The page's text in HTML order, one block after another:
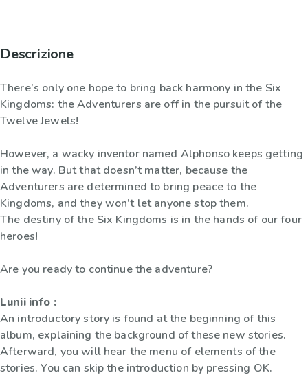
Descrizione
There’s only one hope to bring back harmony in the Six
Kingdoms: the Adventurers are off in the pursuit of the
Twelve Jewels!
However, a wacky inventor named Alphonso keeps getting
in the way. But that doesn’t matter, because the
Adventurers are determined to bring peace to the
Kingdoms, and they won’t let anyone stop them.
The destiny of the Six Kingdoms is in the hands of our four
heroes!
Are you ready to continue the adventure?
Lunii info :
An introductory story is found at the beginning of this
album, explaining the background of these new stories.
Afterward, you will hear the menu of elements of the
stories. You can skip the introduction by pressing OK.